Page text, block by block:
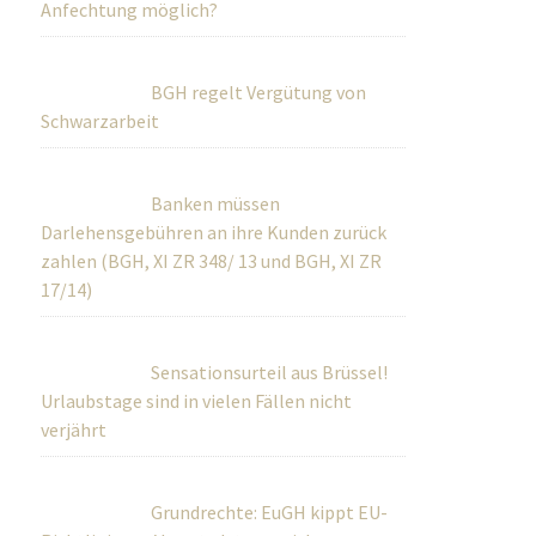
Anfechtung möglich?
BGH regelt Vergütung von
Schwarzarbeit
Banken müssen
Darlehensgebühren an ihre Kunden zurück
zahlen (BGH, XI ZR 348/ 13 und BGH, XI ZR
17/14)
Sensationsurteil aus Brüssel!
Urlaubstage sind in vielen Fällen nicht
verjährt
Grundrechte: EuGH kippt EU-